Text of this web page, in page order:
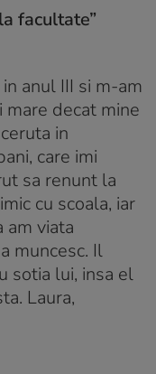
facultate”
anul III si m-am
decat mine
in
care imi
sa renunt la
cu scoala, iar
am viata
muncesc. Il
sotia lui, insa el
Laura,